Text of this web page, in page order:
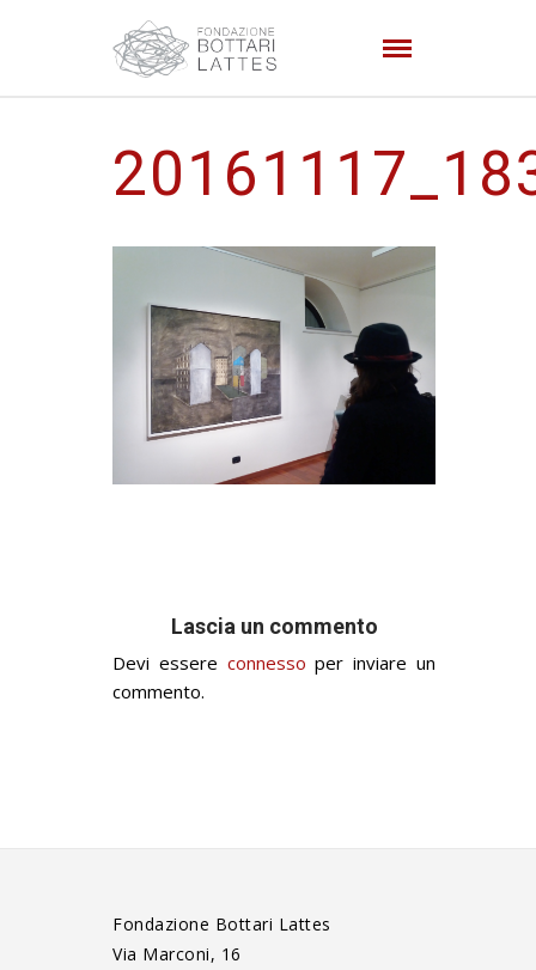
Lascia un commento
Devi essere connesso per inviare un
commento.
Fondazione Bottari Lattes
Via Marconi, 16